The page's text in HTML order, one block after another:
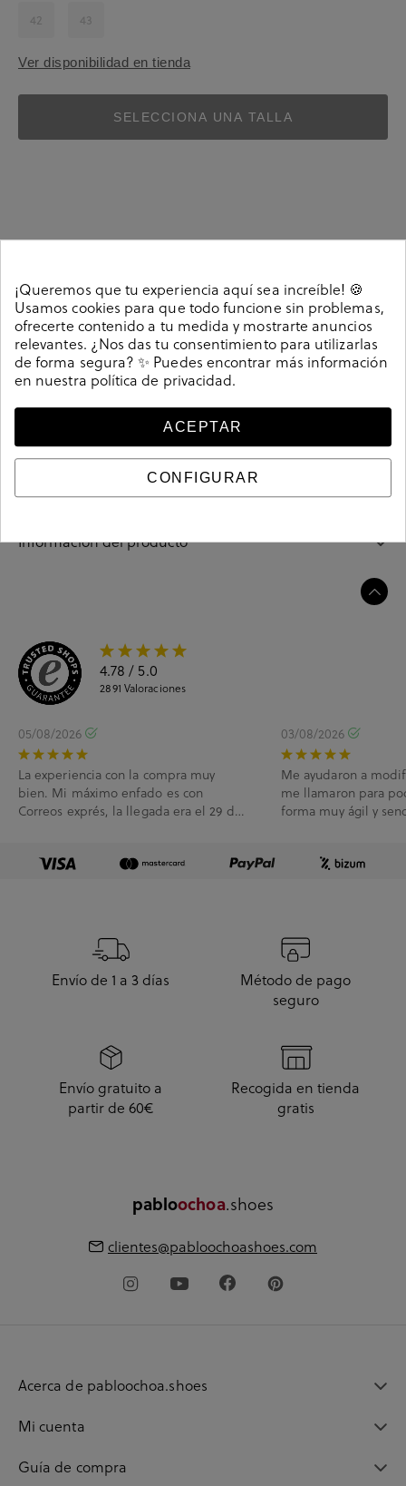
42 43
Ver disponibilidad en tienda
SELECCIONA UNA TALLA
Sandalias Kénnebec 546-R en plata. Cuña 4,5cm,
plataforma 2cm. Cierre con velcro. La plantilla no es
extraible. Hecho en España.
Referencia208884
Guía de tallas
Ciudados y limpieza
Información del producto
4.78 / 5.0
2891 Valoraciones
05/08/2026
La experiencia con la compra muy
bien. Mi máximo enfado es con
Correos exprés, la llegada era el 29 de
03/08/2026
Me ayudaron a
me llamaron para
forma muy ágil y
Envío de 1 a 3 días
Método de pago
seguro
Envío gratuito a
partir de 60€
Recogida en tienda
gratis
pabloochoa.shoes
clientes@pabloochoashoes.com
Acerca de pabloochoa.shoes
Mi cuenta
Guía de compra
¡Queremos que tu experiencia aquí sea increíble! 🍪
Usamos cookies para que todo funcione sin problemas,
ofrecerte contenido a tu medida y mostrarte anuncios
relevantes. ¿Nos das tu consentimiento para utilizarlas
de forma segura? ✨ Puedes encontrar más información
en nuestra política de privacidad.
ACEPTAR
CONFIGURAR